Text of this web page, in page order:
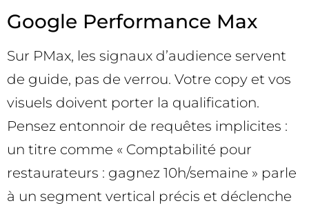
Google Performance Max
Sur PMax, les signaux d’audience servent
de guide, pas de verrou. Votre copy et vos
visuels doivent porter la qualification.
Pensez entonnoir de requêtes implicites :
un titre comme « Comptabilité pour
restaurateurs : gagnez 10h/semaine » parle
à un segment vertical précis et déclenche